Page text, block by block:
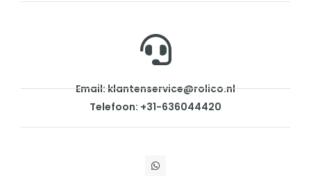
Email: klantenservice@rolico.nl
Telefoon: +31-636044420